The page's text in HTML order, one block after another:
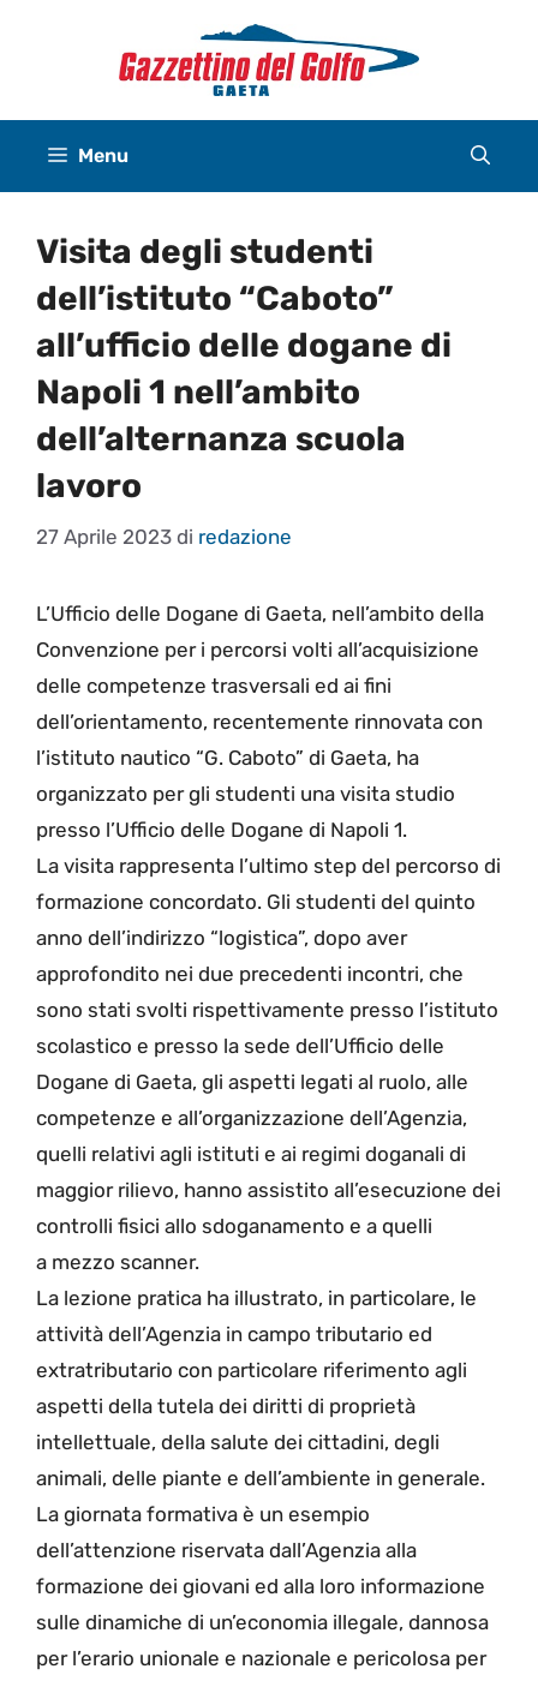
Menu
Visita degli studenti
dell’istituto “Caboto”
all’ufficio delle dogane di
Napoli 1 nell’ambito
dell’alternanza scuola
lavoro
27 Aprile 2023 di redazione
L’Ufficio delle Dogane di Gaeta, nell’ambito della
Convenzione per i percorsi volti all’acquisizione
delle competenze trasversali ed ai fini
dell’orientamento, recentemente rinnovata con
l’istituto nautico “G. Caboto” di Gaeta, ha
organizzato per gli studenti una visita studio
presso l’Ufficio delle Dogane di Napoli 1.
La visita rappresenta l’ultimo step del percorso di
formazione concordato. Gli studenti del quinto
anno dell’indirizzo “logistica”, dopo aver
approfondito nei due precedenti incontri, che
sono stati svolti rispettivamente presso l’istituto
scolastico e presso la sede dell’Ufficio delle
Dogane di Gaeta, gli aspetti legati al ruolo, alle
competenze e all’organizzazione dell’Agenzia,
quelli relativi agli istituti e ai regimi doganali di
maggior rilievo, hanno assistito all’esecuzione dei
controlli fisici allo sdoganamento e a quelli
a mezzo scanner.
La lezione pratica ha illustrato, in particolare, le
attività dell’Agenzia in campo tributario ed
extratributario con particolare riferimento agli
aspetti della tutela dei diritti di proprietà
intellettuale, della salute dei cittadini, degli
animali, delle piante e dell’ambiente in generale.
La giornata formativa è un esempio
dell’attenzione riservata dall’Agenzia alla
formazione dei giovani ed alla loro informazione
sulle dinamiche di un’economia illegale, dannosa
per l’erario unionale e nazionale e pericolosa per